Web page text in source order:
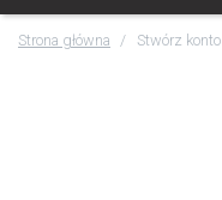
Strona główna Stwórz konto